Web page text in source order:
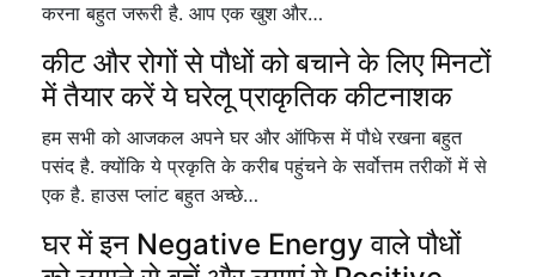
करना बहुत जरूरी है. आप एक खुश और…
कीट और रोगों से पौधों को बचाने के लिए मिनटों
में तैयार करें ये घरेलू प्राकृतिक कीटनाशक
हम सभी को आजकल अपने घर और ऑफिस में पौधे रखना बहुत
पसंद है. क्योंकि ये प्रकृति के करीब पहुंचने के सर्वोत्तम तरीकों में से
एक है. हाउस प्लांट बहुत अच्छे…
घर में इन Negative Energy वाले पौधों